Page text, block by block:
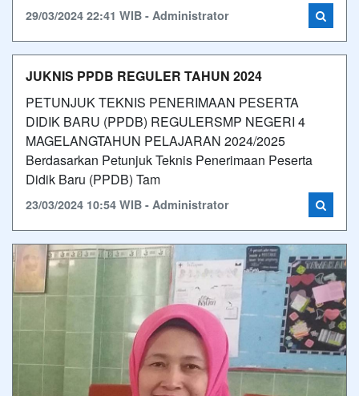
29/03/2024 22:41 WIB - Administrator
JUKNIS PPDB REGULER TAHUN 2024
PETUNJUK TEKNIS PENERIMAAN PESERTA
DIDIK BARU (PPDB) REGULERSMP NEGERI 4
MAGELANGTAHUN PELAJARAN 2024/2025
Berdasarkan Petunjuk Teknis Penerimaan Peserta
Didik Baru (PPDB) Tam
23/03/2024 10:54 WIB - Administrator